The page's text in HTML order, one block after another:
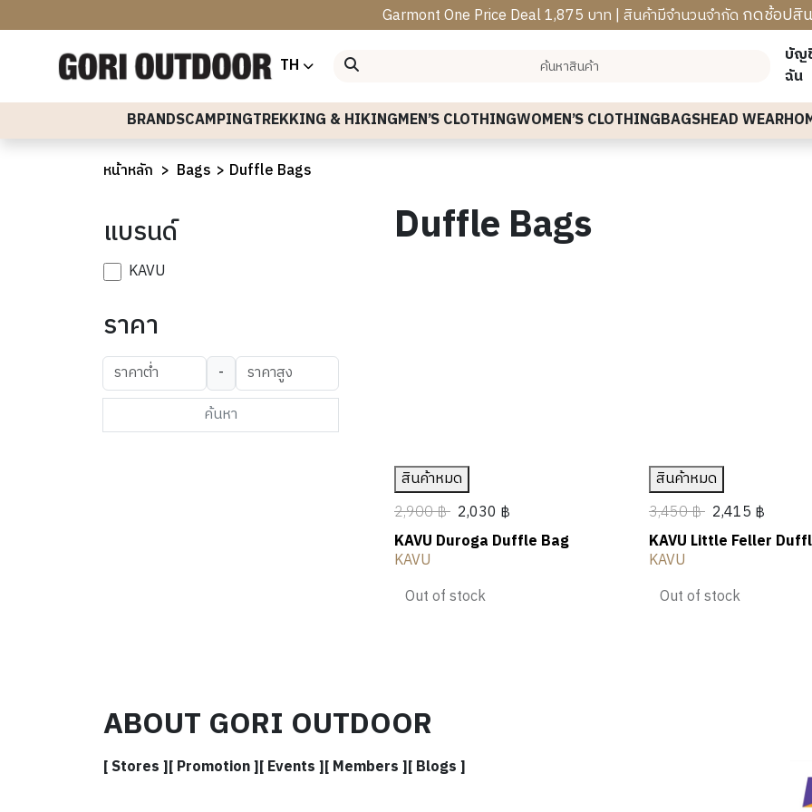
Sort by
Garmont One Price Deal 1,875 บาท | สินค้ามีจำนวนจำกัด กดช้อปสิ
TH
บัญ
ฉัน
BRANDSCAMPINGTREKKING & HIKINGMEN’S CLOTHINGWOMEN’S CLOTHINGBAGSHEAD WEAR
หน้าหลัก Bags Duffle Bags
ราคา
-
ค้นหา
แบรนด์
KAVU
Duffle Bags
สินค้าหมด
2,900 ฿ 2,030 ฿
KAVU Duroga Duffle Bag
KAVU
Out of stock
สินค้าหมด
3,450 ฿ 2,415 ฿
KAVU Little Feller
Bag
KAVU
Out of stock
ABOUT GORI OUTDOOR
[ Stores ][ Promotion ][ Events ][ Members ][ Blogs ]